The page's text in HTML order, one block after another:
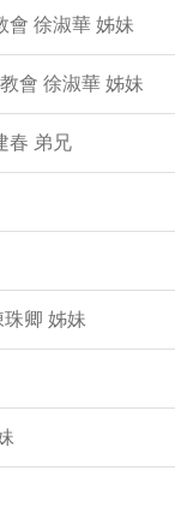
會 徐淑華 姊妹
會 徐淑華 姊妹
春 弟兄
卿 姊妹